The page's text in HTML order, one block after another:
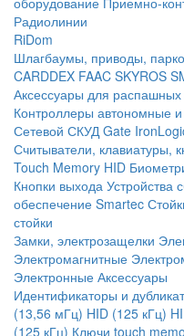
Радиолинии
RiDom
Шлагбаумы, приводы,
CARDDEX FAAC SKYROS
Аксессуары для распашных
Контроллеры автономные
Сетевой СКУД Gate
Считыватели, клавиатуры,
Touch Memory HID
Кнопки выхода Устройства
обеспечение Smartec
стойки
Замки, электрозащелки
Электромагнитные
Электронные Аксессуары
Идентификаторы и
(13,56 мГц) HID (125 кГц)
(125 кГц) Ключи touch